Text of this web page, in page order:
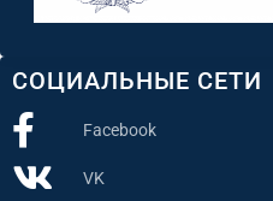
СОЦИАЛЬНЫЕ СЕТИ
Facebook
VK